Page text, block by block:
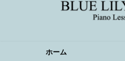
ホーム